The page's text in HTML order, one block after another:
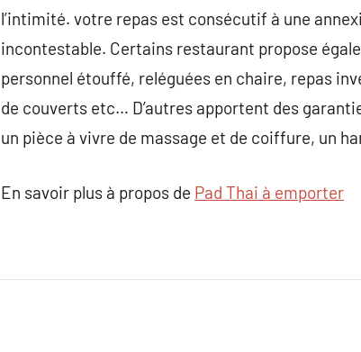
l’intimité. votre repas est consécutif à une
incontestable. Certains restaurant propose
personnel étouffé, reléguées en chaire, repas
de couverts etc… D’autres apportent des
un pièce à vivre de massage et de coiffure, un
En savoir plus à propos de Pad Thai à emporter